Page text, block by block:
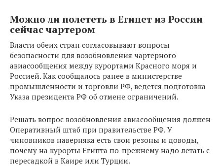
Можно ли полететь в Египет из России
сейчас чартером
Власти обеих стран согласовывают вопросы
безопасности для возобновления чартерного
авиасообщения между курортами Красного моря и
Россией. Как сообщалось ранее в министерстве
промышленности и торговли РФ, ведется подготовка
Указа президента РФ об отмене ограничений.
Решать вопрос возобновления авиасообщения должен
Оперативный штаб при правительстве РФ. У
чиновников наверняка есть свои резоны и доводы,
почему на курорты Египта по-прежнему надо летать с
пересадкой в Каире или Турции.